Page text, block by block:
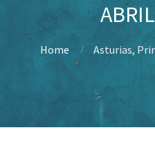
Home Asturias,